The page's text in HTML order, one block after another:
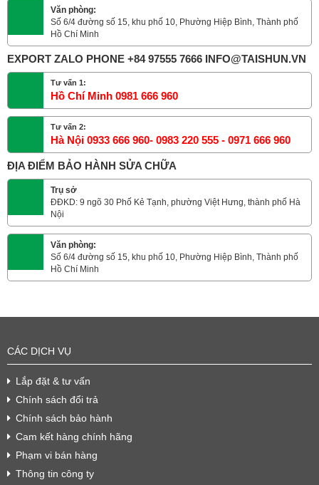
Văn phòng:
Số 6/4 đường số 15, khu phố 10, Phường Hiệp Bình, Thành phố
Hồ Chí Minh
EXPORT ZALO PHONE +84 97555 7666 INFO@TAISHUN.VN
Tư vấn 1:
Hồ Chí Minh 0981 666 960
Tư vấn 2:
Hà Nội 0933 666 960- 0983 220 555 - 0971 666 960
ĐỊA ĐIỂM BẢO HÀNH SỬA CHỮA
Trụ sở
ĐĐKD: 9 ngõ 30 Phố Kẻ Tạnh, phường Việt Hưng, thành phố Hà
Nội
Văn phòng:
Số 6/4 đường số 15, khu phố 10, Phường Hiệp Bình, Thành phố
Hồ Chí Minh
CÁC DỊCH VỤ
Lắp đặt & tư vấn
Chính sách đổi trả
Chính sách bảo hành
Cam kết hàng chính hãng
Phạm vi bán hàng
Thông tin công ty